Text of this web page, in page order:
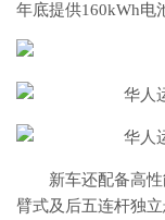
年底提供160kWh电
新车还配备高
臂式及后五连杆独